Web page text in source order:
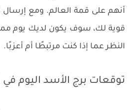
أنهم على قمة العالم. ومع
قوية لك، سوف يكون لديك يوم
النظر عما إذا كنت مرتبطًا أم أعزبًا.
توقعات برج الأسد اليوم